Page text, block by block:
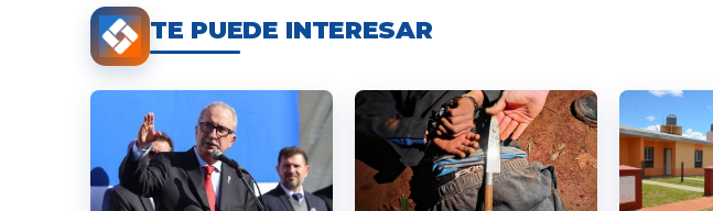
TE PUEDE INTERESAR